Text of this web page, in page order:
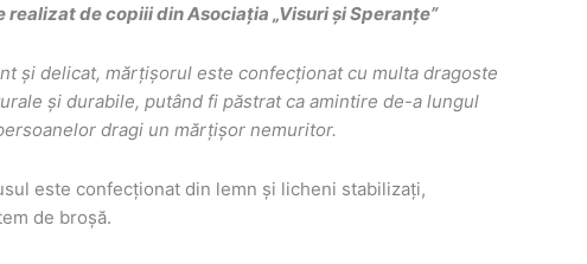
realizat de copiii din Asociația „Visuri și Speranțe”
și delicat, mărțișorul este confecționat cu multa dragoste
și durabile, putând fi păstrat ca amintire de-a lungul
dragi un mărțișor nemuritor.
este confecționat din lemn și licheni stabilizați,
de broșă.